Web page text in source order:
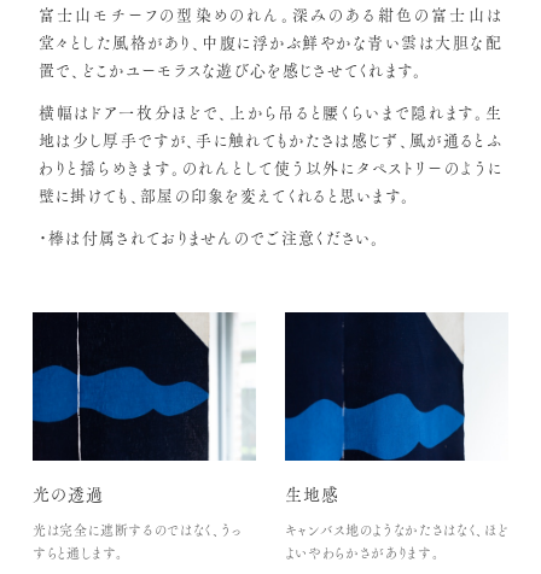
富士山モチーフの型染めのれん。深みのある紺色の富士山は
堂々とした風格があり、中腹に浮かぶ鮮やかな青い雲は大胆な配
置で、どこかユーモラスな遊び心を感じさせてくれます。
横幅はドア一枚分ほどで、上から吊ると腰くらいまで隠れます。生
地は少し厚手ですが、手に触れてもかたさは感じず、風が通るとふ
わりと揺らめきます。のれんとして使う以外にタペストリーのように
壁に掛けても、部屋の印象を変えてくれると思います。
・棒は付属されておりませんのでご注意ください。
光の透過
光は完全に遮断するのではなく、うっ
すらと通します。
生地感
キャンバス地のようなかたさはなく、ほど
よいやわらかさがあります。